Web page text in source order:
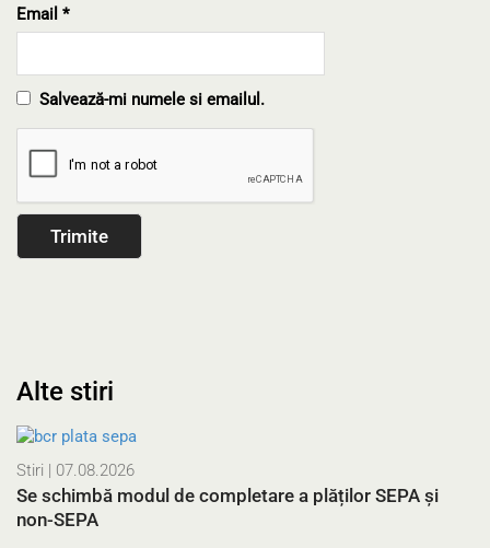
Email *
Salvează-mi numele si emailul.
Alte stiri
Stiri | 07.08.2026
Se schimbă modul de completare a plăților SEPA și
non-SEPA